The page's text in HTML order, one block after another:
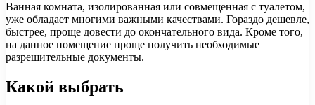
Ванная комната, изолированная или совмещенная с туалетом,
уже обладает многими важными качествами. Гораздо дешевле,
быстрее, проще довести до окончательного вида. Кроме того,
на данное помещение проще получить необходимые
разрешительные документы.
Какой выбрать